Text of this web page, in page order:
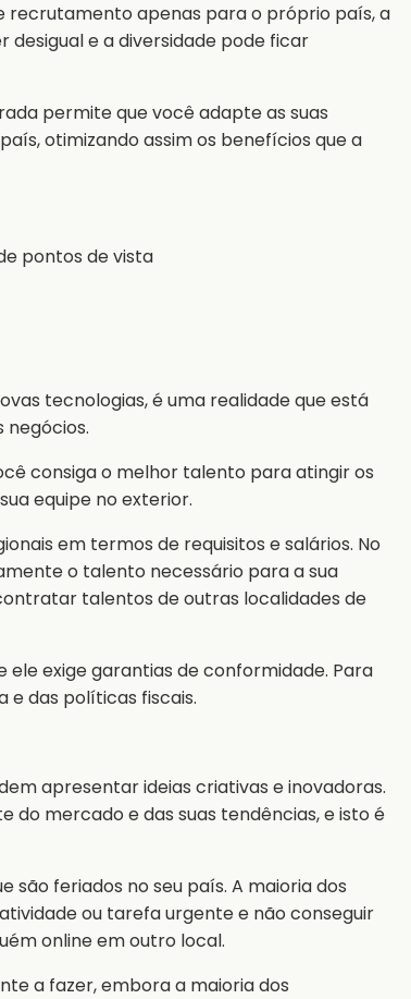
recrutamento apenas para o próprio país, a
e a diversidade pode ficar
permite que você adapte as suas
otimizando assim os benefícios que a
pontos de vista
tecnologias, é uma realidade que está
consiga o melhor talento para atingir os
equipe no exterior.
em termos de requisitos e salários. No
o talento necessário para a sua
talentos de outras localidades de
exige garantias de conformidade. Para
das políticas fiscais.
apresentar ideias criativas e inovadoras.
do mercado e das suas tendências, e isto é
são feriados no seu país. A maioria dos
ou tarefa urgente e não conseguir
online em outro local.
a fazer, embora a maioria dos